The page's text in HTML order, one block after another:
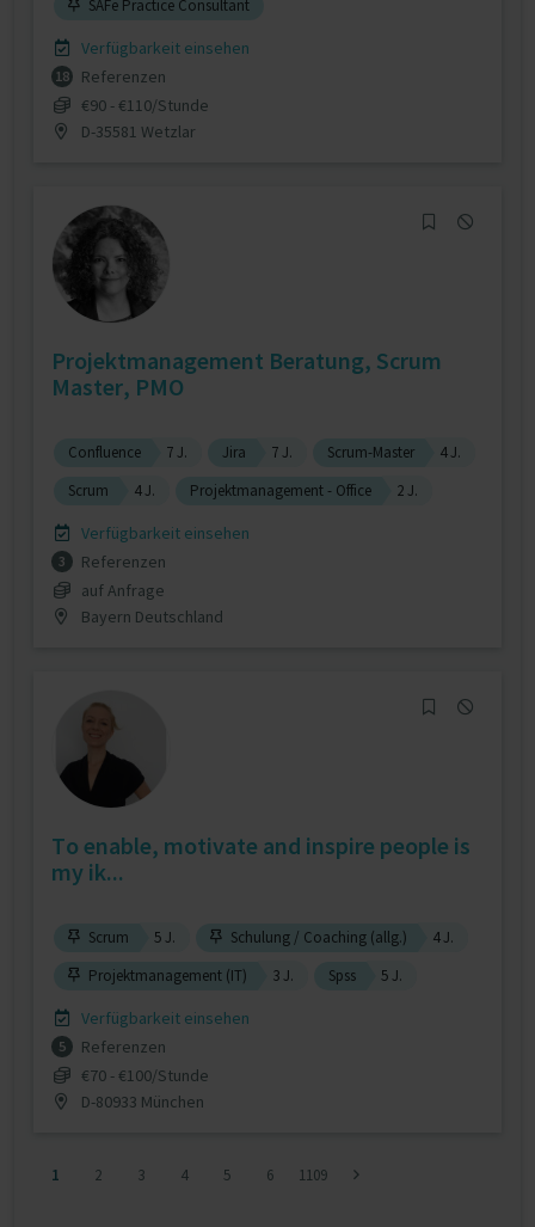
SAFe Practice Consultant
Verfügbarkeit einsehen
18
Referenzen
€90 - €110/Stunde
D-35581 Wetzlar
Projektmanagement Beratung, Scrum
Master, PMO
Confluence 7 J. Jira 7 J. Scrum-Master
4 J.
Scrum
4 J. Projektmanagement - Office 2 J.
Verfügbarkeit einsehen
3
Referenzen
auf Anfrage
Bayern Deutschland
To enable, motivate and inspire people is
my ik...
Scrum 5 J. Schulung / Coaching (allg.)
4 J.
Projektmanagement (IT)
3 J. Spss 5 J.
Verfügbarkeit einsehen
5
Referenzen
€70 - €100/Stunde
D-80933 München
1 2 3 4 5 6 1109